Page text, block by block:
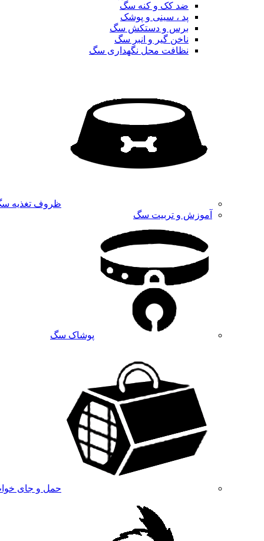
ضد کک و کنه سگ
پد ، سینی و پوشک
برس و دستکش سگ
ناخن گیر و انبر سگ
نظافت محل نگهداری سگ
ظروف تغذیه
آموزش و تربیت سگ
پوشاک سگ
حمل و جای